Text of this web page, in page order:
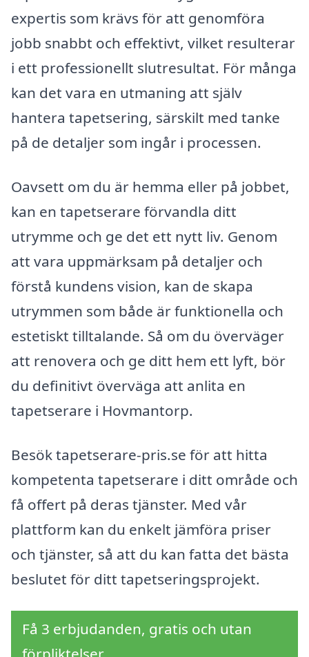
expertis som krävs för att genomföra
jobb snabbt och effektivt, vilket resulterar
i ett professionellt slutresultat. För många
kan det vara en utmaning att själv
hantera tapetsering, särskilt med tanke
på de detaljer som ingår i processen.
Oavsett om du är hemma eller på jobbet,
kan en tapetserare förvandla ditt
utrymme och ge det ett nytt liv. Genom
att vara uppmärksam på detaljer och
förstå kundens vision, kan de skapa
utrymmen som både är funktionella och
estetiskt tilltalande. Så om du överväger
att renovera och ge ditt hem ett lyft, bör
du definitivt överväga att anlita en
tapetserare i Hovmantorp.
Besök tapetserare-pris.se för att hitta
kompetenta tapetserare i ditt område och
få offert på deras tjänster. Med vår
plattform kan du enkelt jämföra priser
och tjänster, så att du kan fatta det bästa
beslutet för ditt tapetseringsprojekt.
Få 3 erbjudanden, gratis och utan